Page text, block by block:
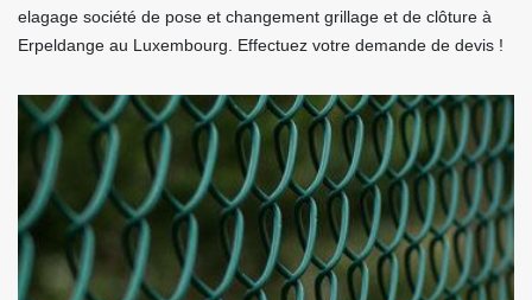
elagage société de pose et changement grillage et de clôture à
Erpeldange au Luxembourg. Effectuez votre demande de devis !